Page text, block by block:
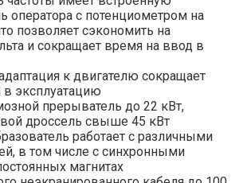
оператора с потенциометром на
позволяет сэкономить на
и сокращает время на ввод в
к двигателю сокращает
эксплуатацию
прерыватель до 22 кВт,
дроссель свыше 45 кВт
работает с различными
в том числе с синхронными
магнитах